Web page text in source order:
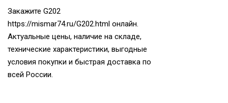
Закажите G202
https://mismar74.ru/G202.html онлайн.
Актуальные цены, наличие на складе,
технические характеристики, выгодные
условия покупки и быстрая доставка по
всей России.